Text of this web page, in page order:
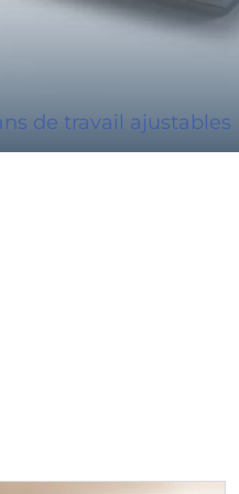
de travail ajustables